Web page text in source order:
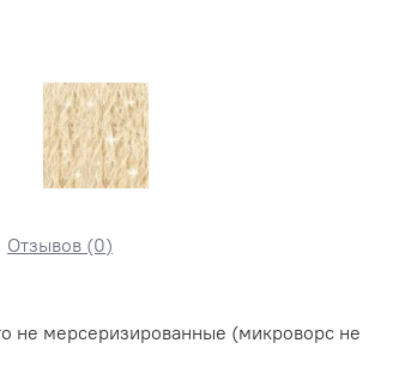
Отзывов (0)
не мерсеризированные (микроворс не